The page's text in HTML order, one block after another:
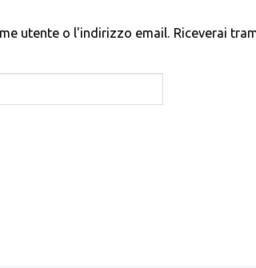
utente o l'indirizzo email. Riceverai